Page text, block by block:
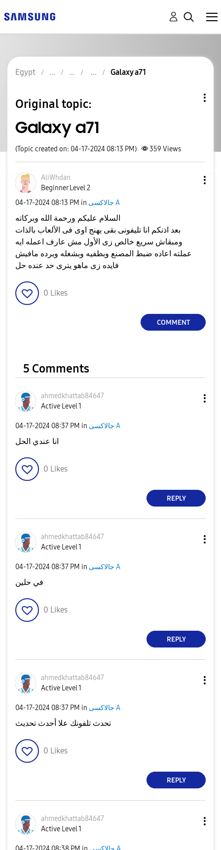
Egypt Galaxy a71
Original topic:
Galaxy a71
(Topic created on: 04-17-2024 08:13 PM) 359 Views
AliWhdan
Beginner Level 2
‎04-17-2024 08:13 PM in جالاكسى A
بعد اذنكم انا تليفونى بقى يهنج اوى فى الألعاب بالذات
عملته اعاده ضبط المصنع وبطفيه وبشغله وبرده مافيش
0 Likes
COMMENT
5 Comments
ahmedkhattab84647
Active Level 1
‎04-17-2024 08:37 PM in جالاكسى A
انا عندي الحل
0 Likes
REPLY
ahmedkhattab84647
Active Level 1
‎04-17-2024 08:37 PM in جالاكسى A
في حلين
0 Likes
REPLY
ahmedkhattab84647
Active Level 1
‎04-17-2024 08:37 PM in جالاكسى A
تحدث تلفونك علا أحدث تحديث
0 Likes
REPLY
ahmedkhattab84647
Active Level 1